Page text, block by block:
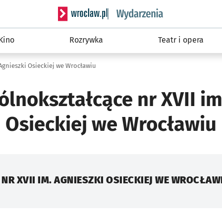
Serwis informacyjny wroclaw.pl podserwis:
Rozrywka Teatr i opera
Osieckiej we Wrocławiu
nr XVII
Osieckiej we Wrocławiu
XVII IM. AGNIESZKI OSIECKIEJ WE